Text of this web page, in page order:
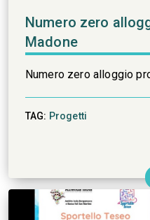
Numero zero
Madone
Numero zero alloggio
TAG: Progetti